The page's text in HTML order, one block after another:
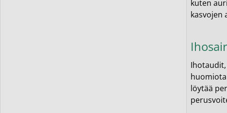
kuten
kasvojen
löytää